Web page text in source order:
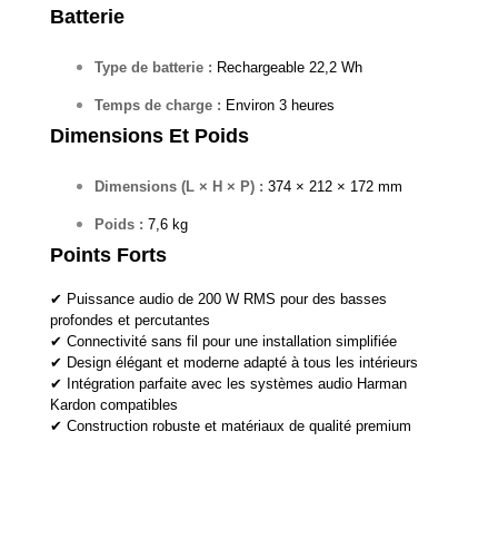
Batterie
Type de batterie : Rechargeable 22,2 Wh
Temps de charge : Environ 3 heures
Dimensions Et Poids
Dimensions (L × H × P) : 374 × 212 × 172 mm
Poids : 7,6 kg
Points Forts
✔ Puissance audio de 200 W RMS pour des basses
profondes et percutantes
✔ Connectivité sans fil pour une installation simplifiée
✔ Design élégant et moderne adapté à tous les intérieurs
✔ Intégration parfaite avec les systèmes audio Harman
Kardon compatibles
✔ Construction robuste et matériaux de qualité premium